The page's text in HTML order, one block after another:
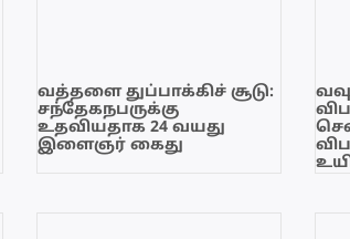
வத்தளை துப்பாக்கிச் சூடு:
சந்தேகநபருக்கு
உதவியதாக 24 வயது
இளைஞர் கைது